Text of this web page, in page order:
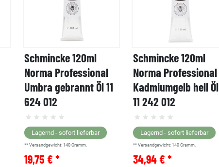
Schmincke 120ml
Norma Professional
Umbra gebrannt Öl 11
624 012
Lagernd - sofort lieferbar
** Versandgewicht: 140 Gramm.
19,75 € *
Schmincke 120ml
Norma Professional
Kadmiumgelb hell Öl
11 242 012
Lagernd - sofort lieferbar
** Versandgewicht: 140 Gramm.
34,94 € *